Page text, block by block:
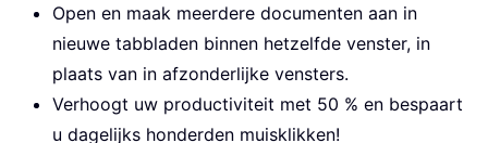
Open en maak meerdere documenten aan in
nieuwe tabbladen binnen hetzelfde venster, in
plaats van in afzonderlijke vensters.
Verhoogt uw productiviteit met 50 % en bespaart
u dagelijks honderden muisklikken!